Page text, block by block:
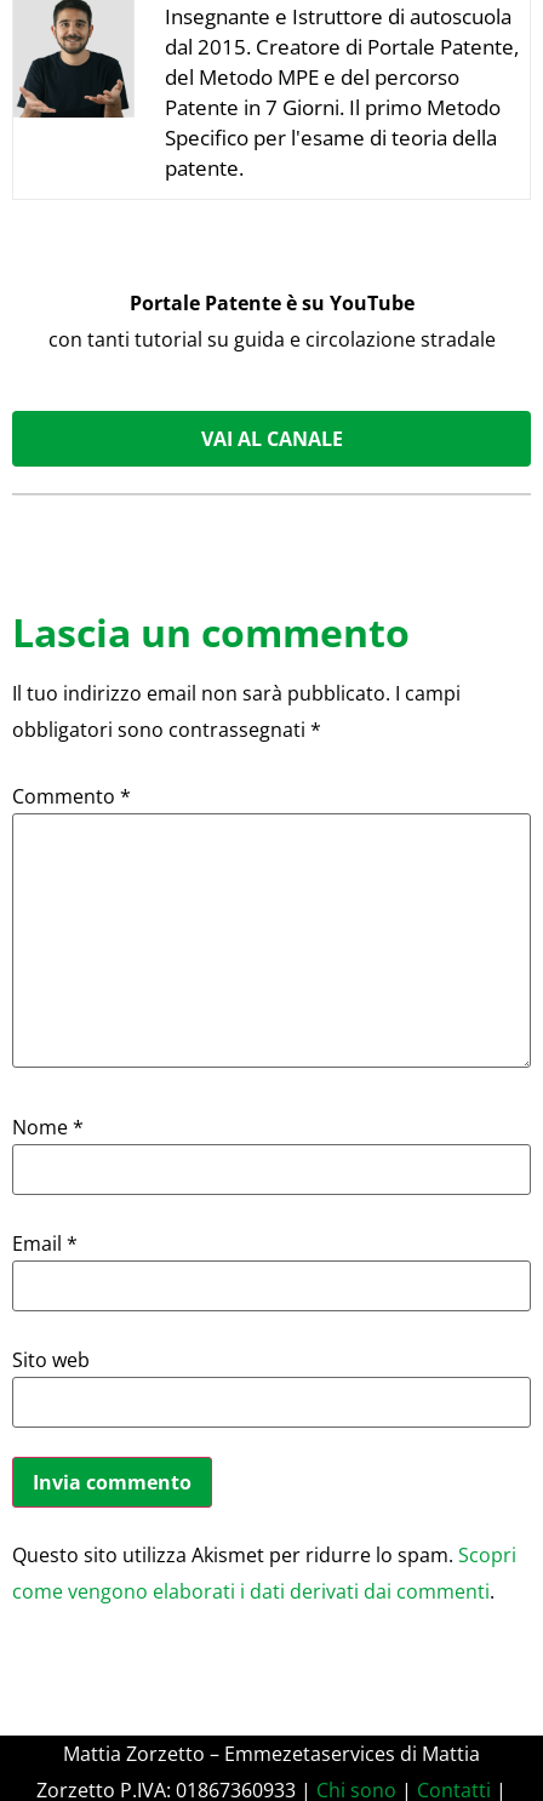
Insegnante e Istruttore di autoscuola
dal 2015. Creatore di Portale Patente,
del Metodo MPE e del percorso
Patente in 7 Giorni. Il primo Metodo
Specifico per l'esame di teoria della
patente.
Portale Patente è su YouTube
con tanti tutorial su guida e circolazione stradale
VAI AL CANALE
Lascia un commento
Il tuo indirizzo email non sarà pubblicato. I campi
obbligatori sono contrassegnati *
Commento *
Nome*
Email *
Sito web
Questo sito utilizza Akismet per ridurre lo spam. Scopri
come vengono elaborati i dati derivati dai commenti.
Mattia Zorzetto – Emmezetaservices di Mattia
Zorzetto P.IVA: 01867360933 | Chi sono | Contatti |